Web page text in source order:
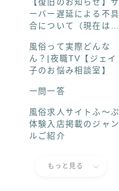
【復旧のお知らせ】サ
ーバー遅延による不具
合について（現在は正
す）
風俗って実際どんな
ん？|夜職TV【ジェイ
子のお悩み相談室】
一問一答
風俗求人サイトふ〜ぷ|
体験入店掲載のジャン
ルご紹介
もっと見る